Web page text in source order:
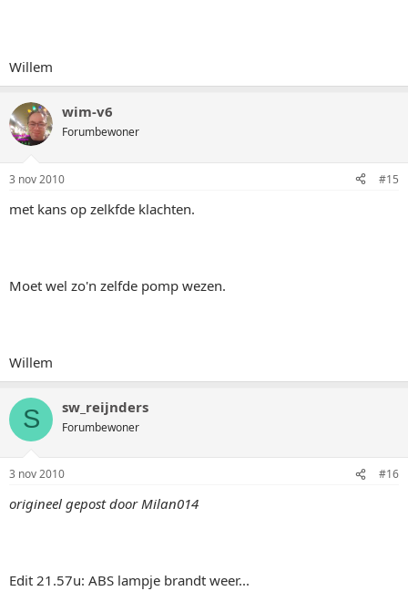
Willem
wim-v6
Forumbewoner
3 nov 2010 #15
met kans op zelkfde klachten.
Moet wel zo'n zelfde pomp wezen.
Willem
S sw_reijnders
Forumbewoner
3 nov 2010 #16
origineel gepost door Milan014
Edit 21.57u: ABS lampje brandt weer...